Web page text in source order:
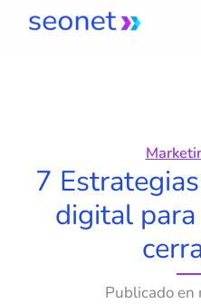
7
digital
Publicado en